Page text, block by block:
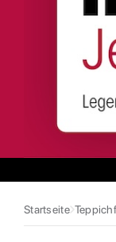
Startseite